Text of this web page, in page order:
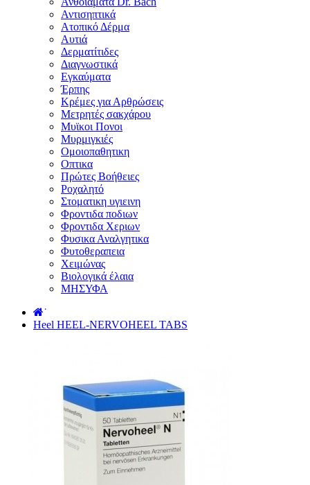
Αντισηπτικά
Ατοπικό Δέρμα
Αυτιά
Δερματίτιδες
Διαγνωστικά
Εγκαύματα
Έρπης
Κρέμες για Αρθρώσεις
Μετρητές σακχάρου
Μυϊκοι Πονοι
Μυρμιγκιές
Ομοιοπαθητικη
Οπτικα
Πρώτες Βοήθειες
Ροχαλητό
Στοματικη υγιεινη
Φροντιδα ποδιων
Φροντιδα Χεριων
Φυσικα Αναλγητικα
Φυτοθεραπεια
Χειμώνας
Βιολογικά έλαια
ΜΗΣΥΦΑ
˙
Heel HEEL-NERVOHEEL TABS